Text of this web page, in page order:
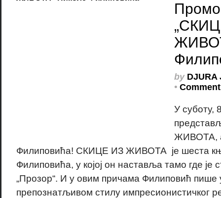
by DJURA
•
У суботу,
ЖИВОТА,
Филиповића! СКИЦЕ ИЗ ЖИВОТА је шеста
Филиповића, у којој он наставља тамо где је
„Прозор“. И у овим причама Филиповић пише
препознатљивом стилу импресионистичког